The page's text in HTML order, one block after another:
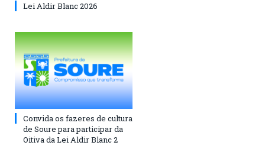
Lei Aldir Blanc 2026
Convida os fazeres de cultura
de Soure para participar da
Oitiva da Lei Aldir Blanc 2